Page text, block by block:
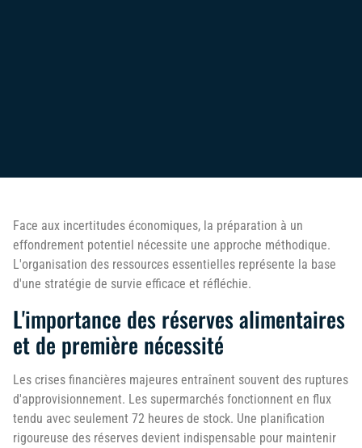
Face aux incertitudes économiques, la préparation à un
effondrement potentiel nécessite une approche méthodique.
L'organisation des ressources essentielles représente la base
d'une stratégie de survie efficace et réfléchie.
L'importance des réserves alimentaires
et de première nécessité
Les crises financières majeures entraînent souvent des ruptures
d'approvisionnement. Les supermarchés fonctionnent en flux
tendu avec seulement 72 heures de stock. Une planification
rigoureuse des réserves devient indispensable pour maintenir